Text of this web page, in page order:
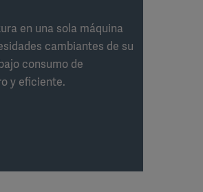
en una sola máquina
cambiantes de su
consumo de
y eficiente.